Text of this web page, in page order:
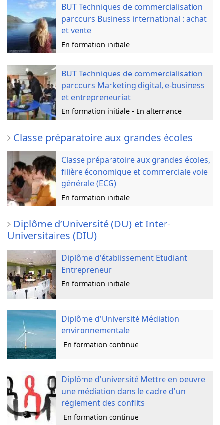
BUT Techniques de commercialisation
parcours Business international : achat
et vente
En formation initiale
BUT Techniques de commercialisation
parcours Marketing digital, e-business
et entrepreneuriat
En formation initiale - En alternance
Classe préparatoire aux grandes écoles
Classe préparatoire aux grandes écoles,
filière économique et commerciale voie
générale (ECG)
En formation initiale
Diplôme d’Université (DU) et Inter-
Universitaires (DIU)
Diplôme d'établissement Etudiant
Entrepreneur
En formation initiale
Diplôme d'Université Médiation
environnementale
En formation continue
Diplôme d'université Mettre en oeuvre
une médiation dans le cadre d'un
règlement des conflits
En formation continue